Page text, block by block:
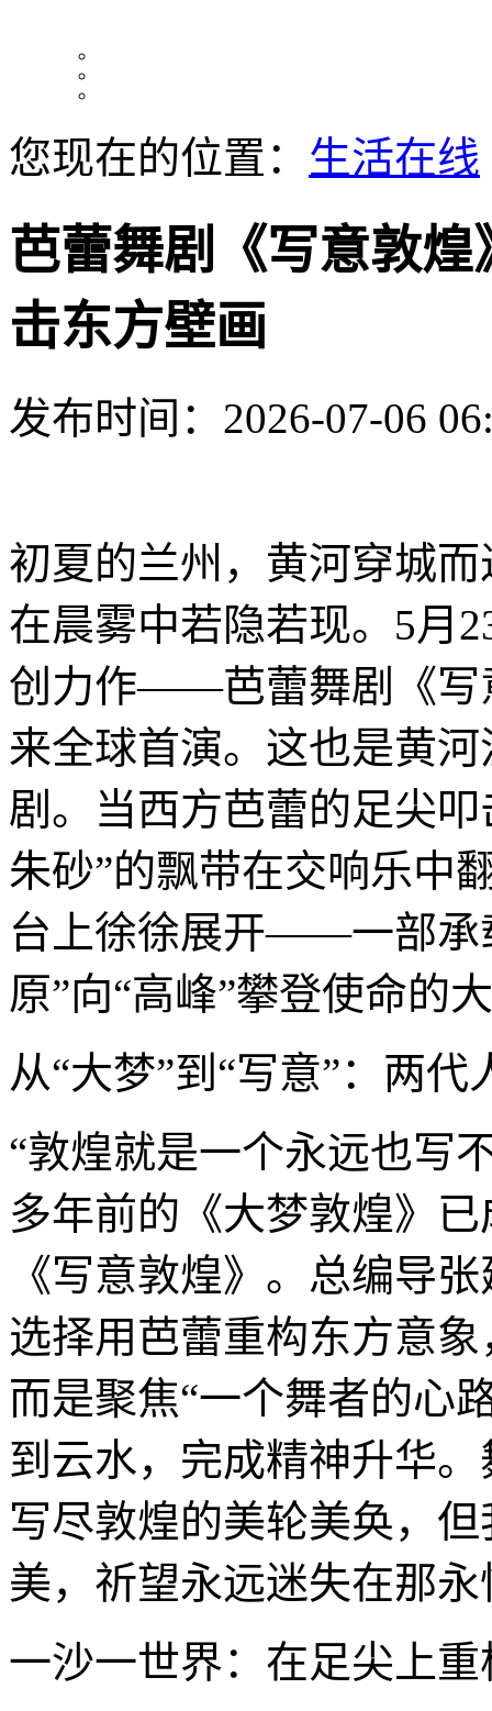
您现在的位置： 生活在线
芭蕾舞剧《写意敦
击东方壁画
发布时间：2026-07-06
初夏的兰州，黄河穿城
在晨雾中若隐若现。5月
创力作——芭蕾舞剧《写
来全球首演。这也是黄
剧。当西方芭蕾的足尖
朱砂”的飘带在交响乐中
台上徐徐展开——一部承
原”向“高峰”攀登使命的
从“大梦”到“写意”：两代
“敦煌就是一个永远也写
多年前的《大梦敦煌》
《写意敦煌》。总编导
选择用芭蕾重构东方意
而是聚焦“一个舞者的
到云水，完成精神升华
写尽敦煌的美轮美奂，
美，祈望永远迷失在那
一沙一世界：在足尖上